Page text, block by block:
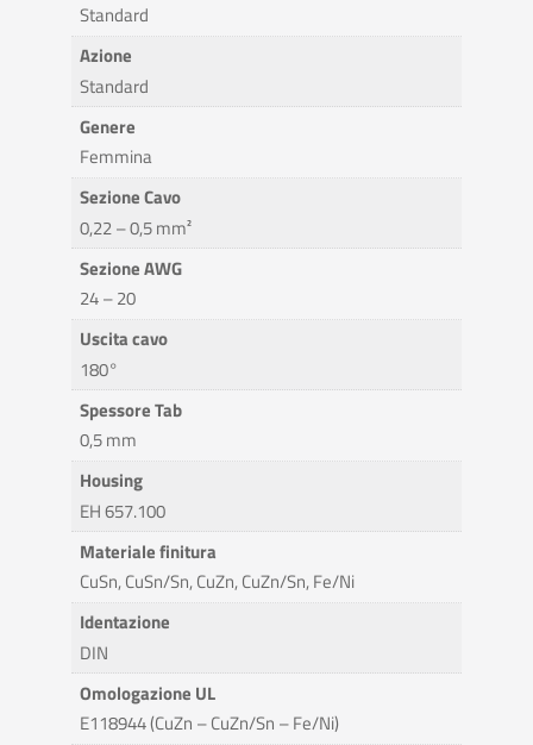
Standard
Azione
Standard
Genere
Femmina
Sezione Cavo
0,22 – 0,5 mm²
Sezione AWG
24 – 20
Uscita cavo
180°
Spessore Tab
0,5 mm
Housing
EH 657.100
Materiale finitura
CuSn, CuSn/Sn, CuZn, CuZn/Sn, Fe/Ni
Identazione
DIN
Omologazione UL
E118944 (CuZn – CuZn/Sn – Fe/Ni)